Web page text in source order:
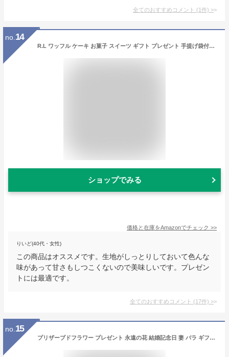
全てのおすすめコメント (1件) >
no. 14
R.L ワッフル ケーキ お菓子 スイーツ ギフト プレゼント 手提げ袋付き 季節B 冷凍 20個
ショップでみる
価格と在庫をAmazonでチェック >>
りいど(40代・女性)
この商品はオススメです。生地がしっとりしておいて色んな
味があって甘さもしつこくないので美味しいです。プレゼン
トには最適です。
全てのおすすめコメント (17件) >
no. 15
プリザーブドフラワー プレゼント 永遠の花 結婚記念日 妻 バラ ギフト ガラスポット ケース入り ぶりざーどフラワー 薔薇 フラワーライト ドライフラワー アレンジ 枯れない花 ラッピング済み 女性 花 男性 上司 定年 古希祝い 喜寿祝い 結婚記念日 新築 お祝い お見舞い 母の日 父の日 ハロウィン レッドローズ YKFN